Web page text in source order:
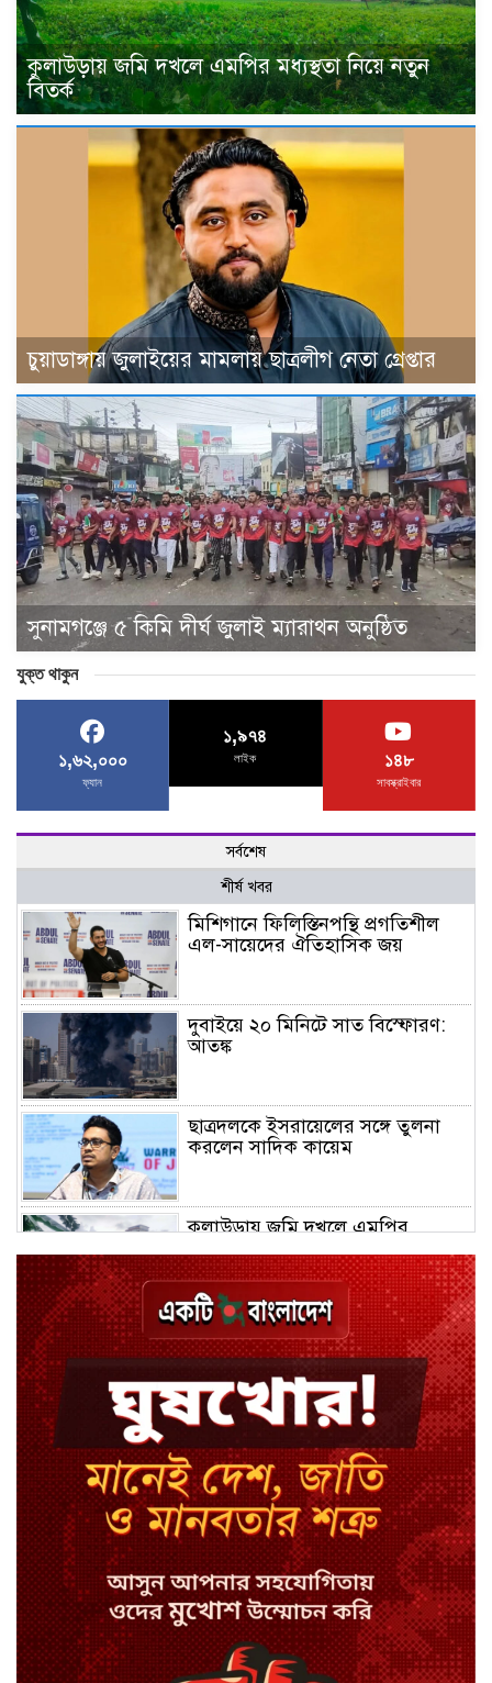
কুলাউড়ায় জমি দখলে এমপির মধ্যস্থতা নিয়ে নতুন
বিতর্ক
চুয়াডাঙ্গায় জুলাইয়ের মামলায় ছাত্রলীগ নেতা গ্রেপ্তার
সুনামগঞ্জে ৫ কিমি দীর্ঘ জুলাই ম্যারাথন অনুষ্ঠিত
যুক্ত থাকুন
১,৬২,০০০
ফ্যান
১,৯৭৪
লাইক ১৪৮
সাবস্ক্রাইবার
সর্বশেষ
শীর্ষ খবর
মিশিগানে ফিলিস্তিনপন্থি প্রগতিশীল
এল-সায়েদের ঐতিহাসিক জয়
দুবাইয়ে ২০ মিনিটে সাত বিস্ফোরণ:
আতঙ্ক
ছাত্রদলকে ইসরায়েলের সঙ্গে তুলনা
করলেন সাদিক কায়েম
কুলাউড়ায় জমি দখলে এমপির
চুয়াডাঙ্গায় জুলাইয়ের মামলায় ছাত্রলীগ
নেতা গ্রেপ্তার
নেইমারের খোঁচায় উত্তপ্ত মাঠ, শুনলেন
‘বদমাশ’ গালি